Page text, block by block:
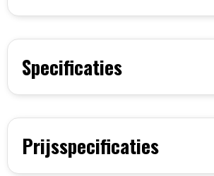
Specificaties
Prijsspecificaties